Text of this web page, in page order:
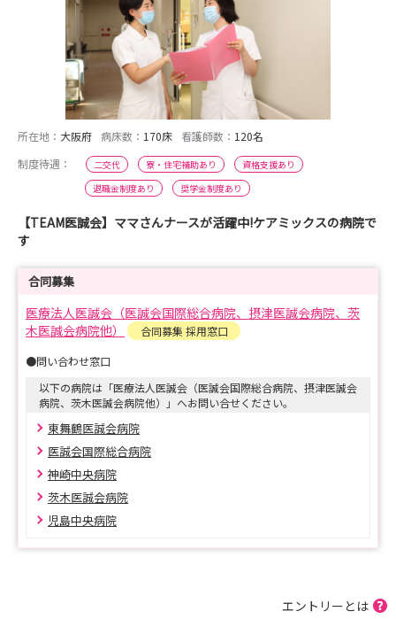
所在地： 大阪府 病床数： 170床 看護師数： 120名
制度待遇：
二交代 寮・住宅補助あり
資格支援あり
退職金制度あり
奨学金制度あり
【TEAM医誠会】ママさんナースが活躍中!ケアミックスの病院で
す
合同募集
医療法人医誠会（医誠会国際総合病院、摂津医誠会病院、茨
木医誠会病院他）
合同募集 採用窓口
●問い合わせ窓口
以下の病院は「医療法人医誠会（医誠会国際総合病院、摂津医誠会
病院、茨木医誠会病院他）」へお問い合せください。
東舞鶴医誠会病院
医誠会国際総合病院
神崎中央病院
茨木医誠会病院
児島中央病院
エントリーとは